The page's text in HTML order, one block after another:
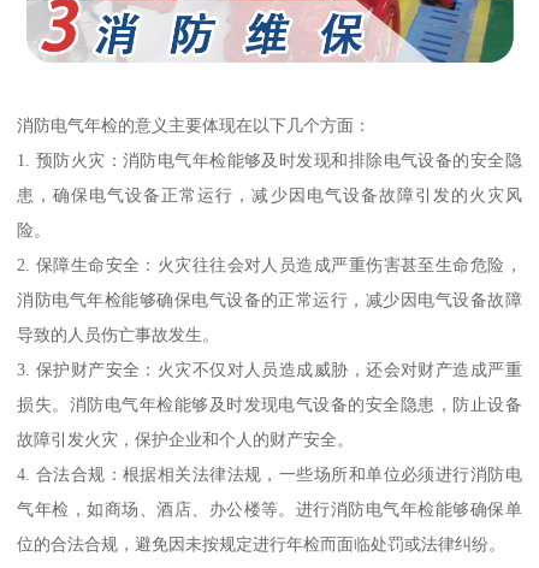
消防电气年检的意义主要体现在以下几个方面：
1. 预防火灾：消防电气年检能够及时发现和排除电气设备的安全隐
患，确保电气设备正常运行，减少因电气设备故障引发的火灾风
险。
2. 保障生命安全：火灾往往会对人员造成严重伤害甚至生命危险，
消防电气年检能够确保电气设备的正常运行，减少因电气设备故障
导致的人员伤亡事故发生。
3. 保护财产安全：火灾不仅对人员造成威胁，还会对财产造成严重
损失。消防电气年检能够及时发现电气设备的安全隐患，防止设备
故障引发火灾，保护企业和个人的财产安全。
4. 合法合规：根据相关法律法规，一些场所和单位必须进行消防电
气年检，如商场、酒店、办公楼等。进行消防电气年检能够确保单
位的合法合规，避免因未按规定进行年检而面临处罚或法律纠纷。